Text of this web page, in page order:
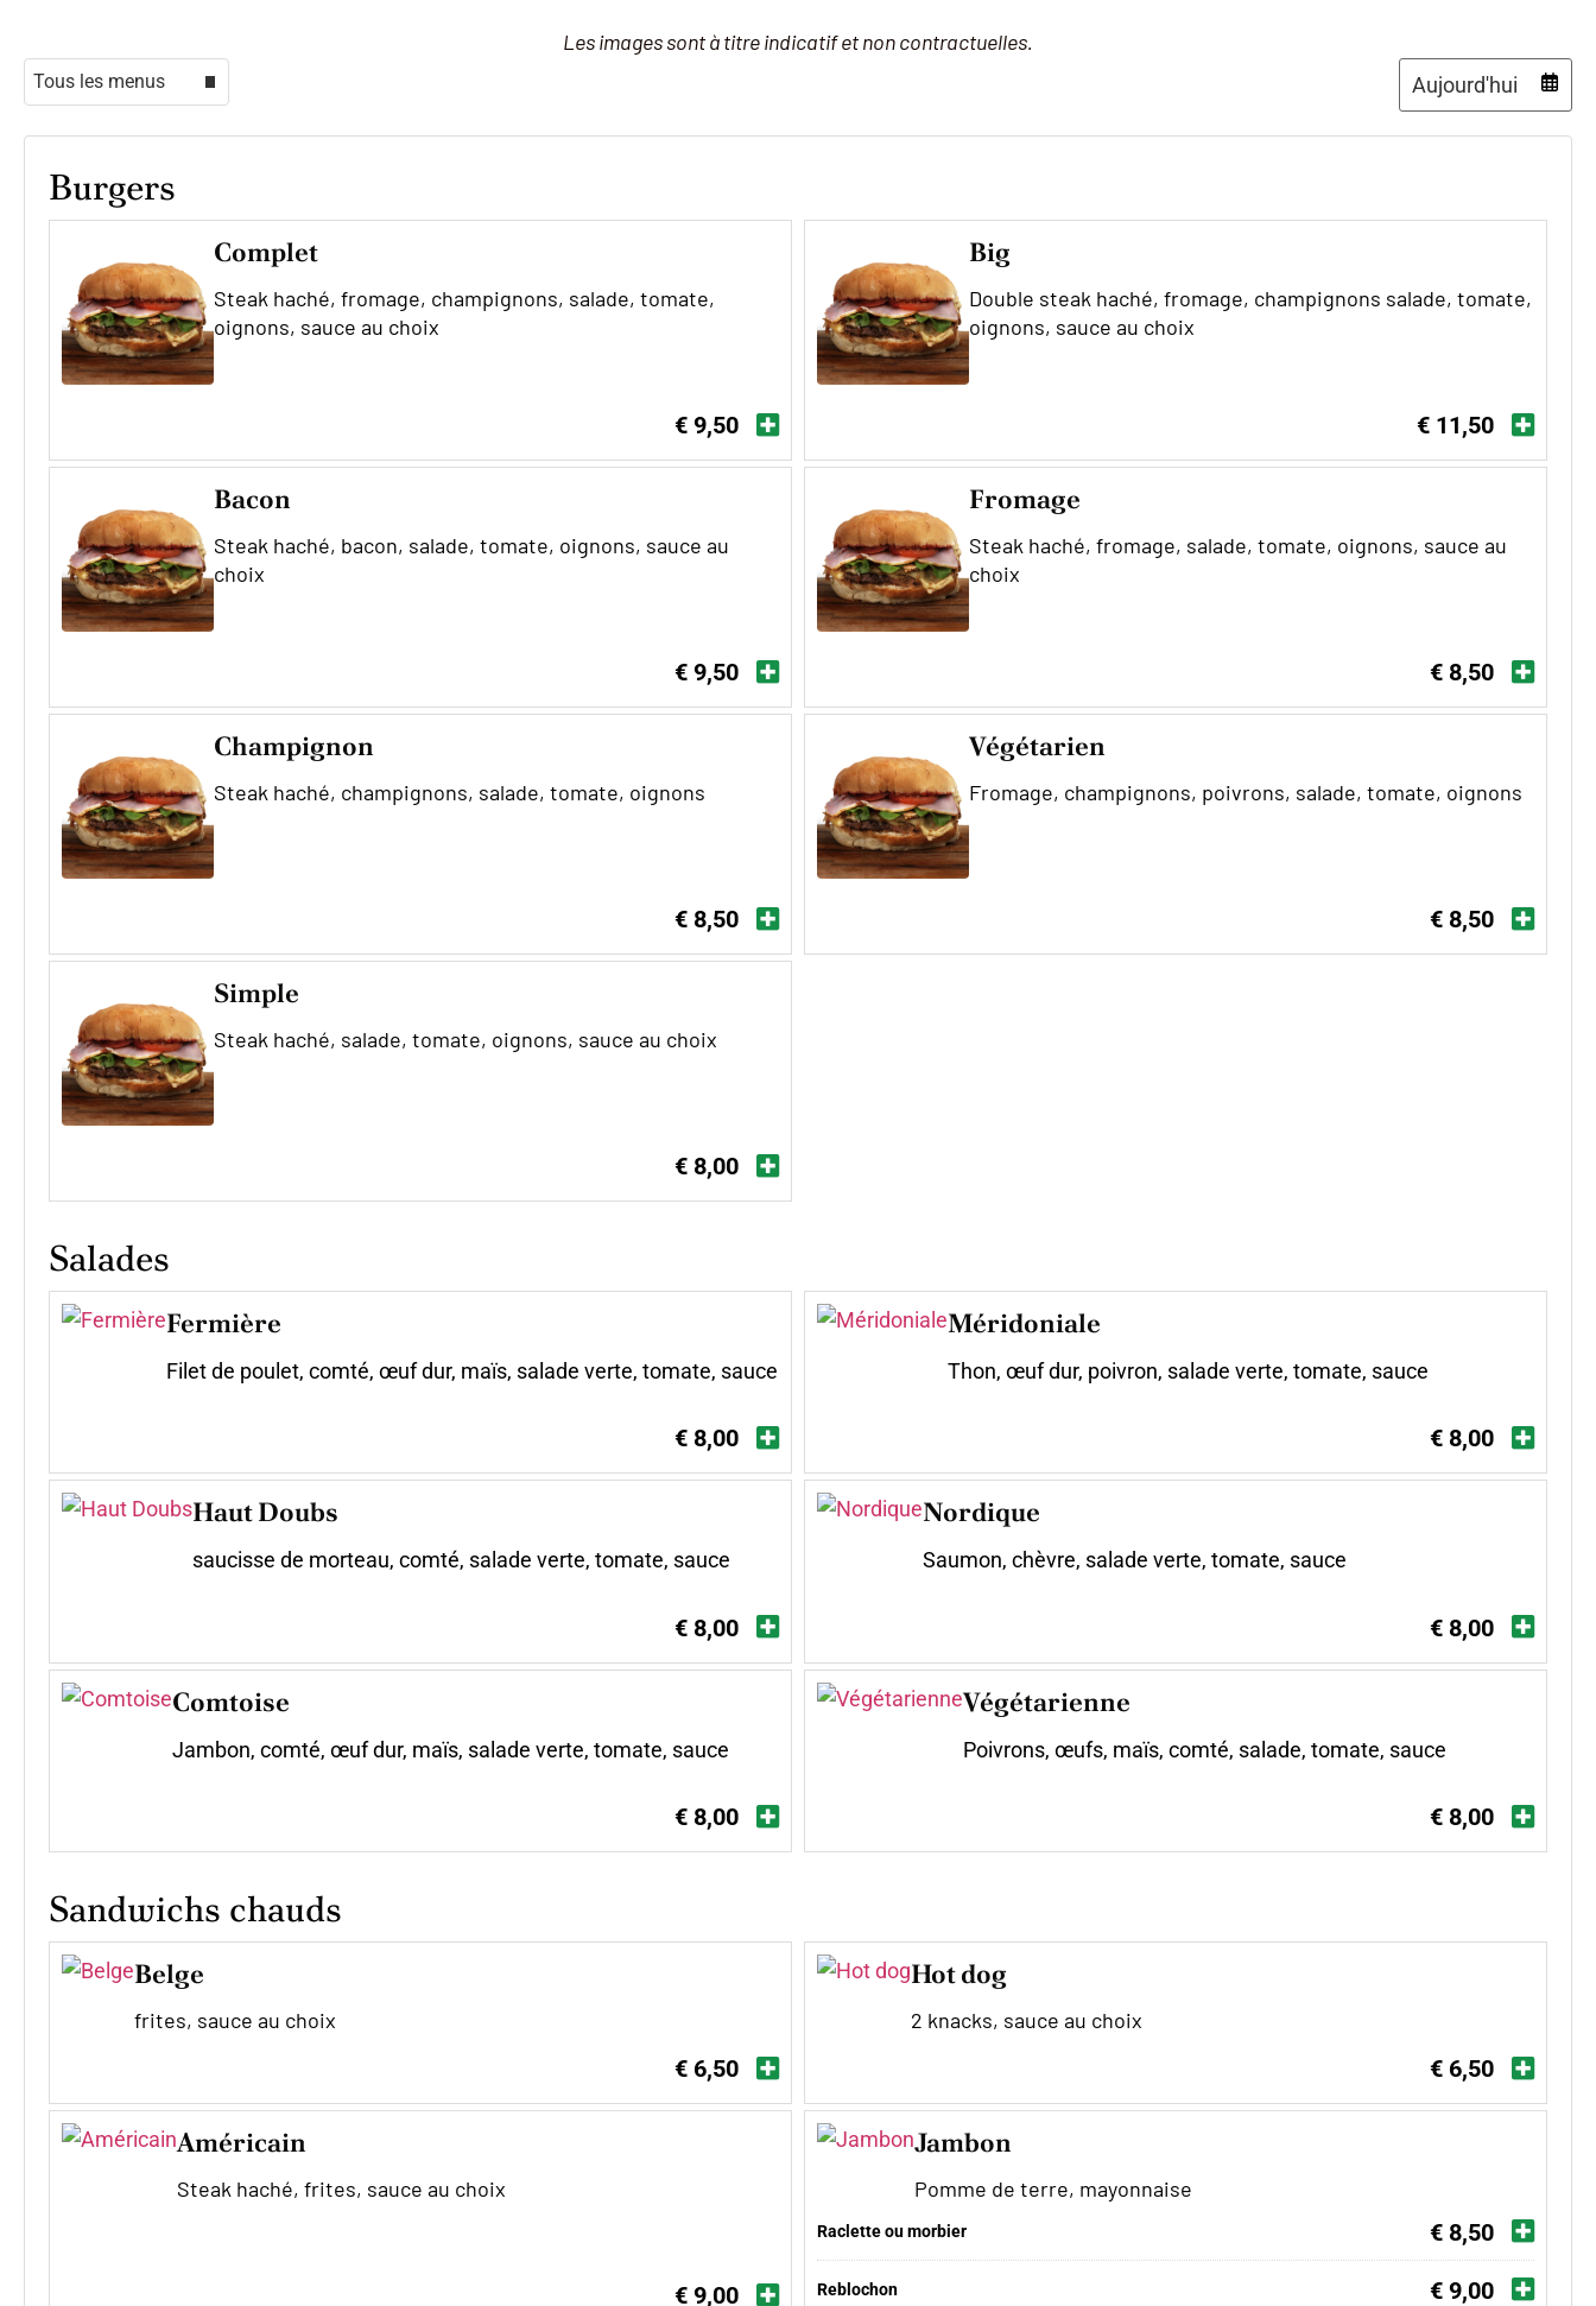
Les images sont à titre indicatif et non contractuelles.
Select menu Date
Burgers
Complet
Steak haché, fromage, champignons, salade, tomate,
oignons, sauce au choix
€ 9,50
Big
Double steak haché, fromage, champignons salade, tomate,
oignons, sauce au choix
€ 11,50
Bacon
Steak haché, bacon, salade, tomate, oignons, sauce au
choix
€ 9,50
Fromage
Steak haché, fromage, salade, tomate, oignons, sauce au
choix
€ 8,50
Champignon
Steak haché, champignons, salade, tomate, oignons
€ 8,50
Végétarien
Fromage, champignons, poivrons, salade, tomate, oignons
€ 8,50
Simple
Steak haché, salade, tomate, oignons, sauce au choix
€ 8,00
Salades
Fermière
Filet de poulet, comté, œuf dur, maïs, salade verte, tomate, sauce
€ 8,00
Méridoniale
Thon, œuf dur, poivron, salade verte, tomate, sauce
€ 8,00
Haut Doubs
saucisse de morteau, comté, salade verte, tomate, sauce
€ 8,00
Nordique
Saumon, chèvre, salade verte, tomate, sauce
€ 8,00
Comtoise
Jambon, comté, œuf dur, maïs, salade verte, tomate, sauce
€ 8,00
Végétarienne
Poivrons, œufs, maïs, comté, salade, tomate, sauce
€ 8,00
Sandwichs chauds
Belge
frites, sauce au choix
€ 6,50
Hot dog
2 knacks, sauce au choix
€ 6,50
Américain
Steak haché, frites, sauce au choix
€ 9,00
Jambon
Pomme de terre, mayonnaise
Raclette ou morbier € 8,50
Reblochon € 9,00